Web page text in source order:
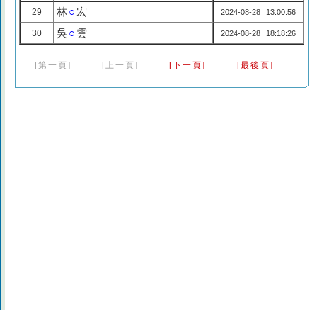
29 林○ 宏 2024-08-28 13:00:56
30 吳 ○ 雲 2024-08-28 18:18:26
[第一頁] [上一頁] [下一頁] [最後頁]